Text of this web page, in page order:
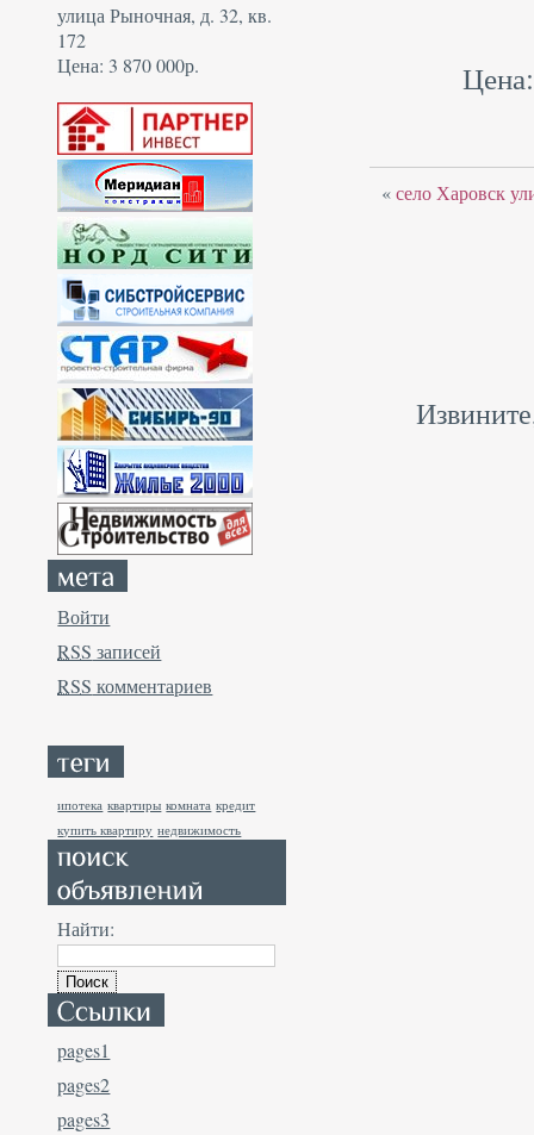
улица Рыночная, д. 32, кв.
172
Цена: 3 870 000р.
Войти
RSS записей
RSS комментариев
ипотека квартиры комната кредит
купить квартиру недвижимость
Найти:
pages1
pages2
pages3
«село Харовск